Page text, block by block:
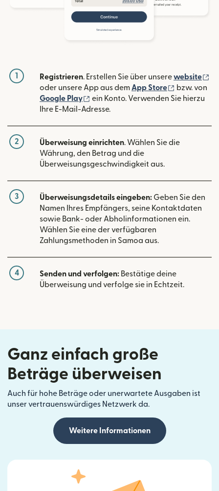
1 Registrieren. Erstellen Sie über unserewebsite
oder unsere App aus dem App Store (wird in
bzw. von
Google Play
(wird in einem neuen Fenster
ein Konto. Verwenden Sie hierzu
Ihre E-Mail-Adresse.
2 Überweisung einrichten. Wählen Sie die
Währung, den Betrag und die
Überweisungsgeschwindigkeit aus.
3 Überweisungsdetails eingeben: Geben Sie den
Namen Ihres Empfängers, seine Kontaktdaten
sowie Bank- oder Abholinformationen ein.
Wählen Sie eine der verfügbaren
Zahlungsmethoden in Samoa aus.
4 Senden und verfolgen: Bestätige deine
Überweisung und verfolge sie in Echtzeit.
Ganz einfach große
Beträge überweisen
Auch für hohe Beträge oder unerwartete Ausgaben ist
unser vertrauenswürdiges Netzwerk da.
Weitere Informationen